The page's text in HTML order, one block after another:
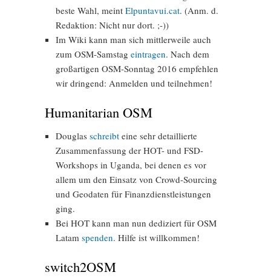
beste Wahl, meint Elpuntavui.cat. (Anm. d.
Redaktion: Nicht nur dort. ;-))
Im Wiki kann man sich mittlerweile auch
zum OSM-Samstag eintragen. Nach dem
großartigen OSM-Sonntag 2016 empfehlen
wir dringend: Anmelden und teilnehmen!
Humanitarian OSM
Douglas schreibt eine sehr detaillierte
Zusammenfassung der HOT- und FSD-
Workshops in Uganda, bei denen es vor
allem um den Einsatz von Crowd-Sourcing
und Geodaten für Finanzdienstleistungen
ging.
Bei HOT kann man nun dediziert für OSM
Latam spenden. Hilfe ist willkommen!
switch2OSM